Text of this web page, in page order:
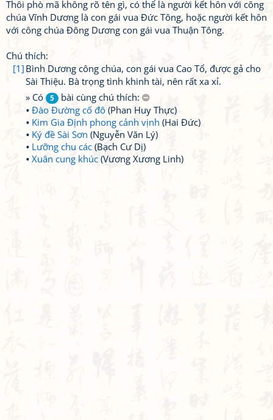
Thôi phò mã không rõ tên gì, có thể là người kết hôn với công
chúa Vĩnh Dương là con gái vua Đức Tông, hoặc người kết hôn
với công chúa Đông Dương con gái vua Thuận Tông.
Chú thích:
[1] Bình Dương công chúa, con gái vua Cao Tổ, được gả cho
Sài Thiệu. Bà trọng tình khinh tài, nên rất xa xỉ.
» Có
5
bài cùng chú thích:
Đào Đường cố đô (Phan Huy Thực)
Kim Gia Định phong cảnh vịnh (Hai Đức)
Ký đề Sài Sơn (Nguyễn Văn Lý)
Lưỡng chu các (Bạch Cư Dị)
Xuân cung khúc (Vương Xương Linh)